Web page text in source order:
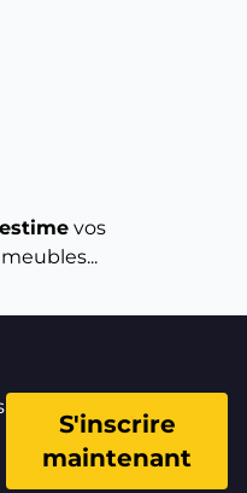
vos
S'inscrire
maintenant